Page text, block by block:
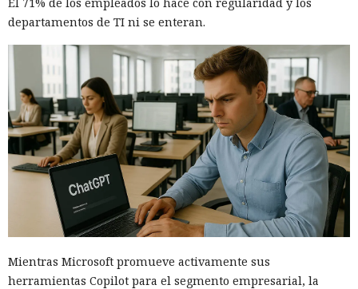
departamentos de TI ni se enteran.
Mientras Microsoft promueve activamente sus
herramientas Copilot para el segmento empresarial, la